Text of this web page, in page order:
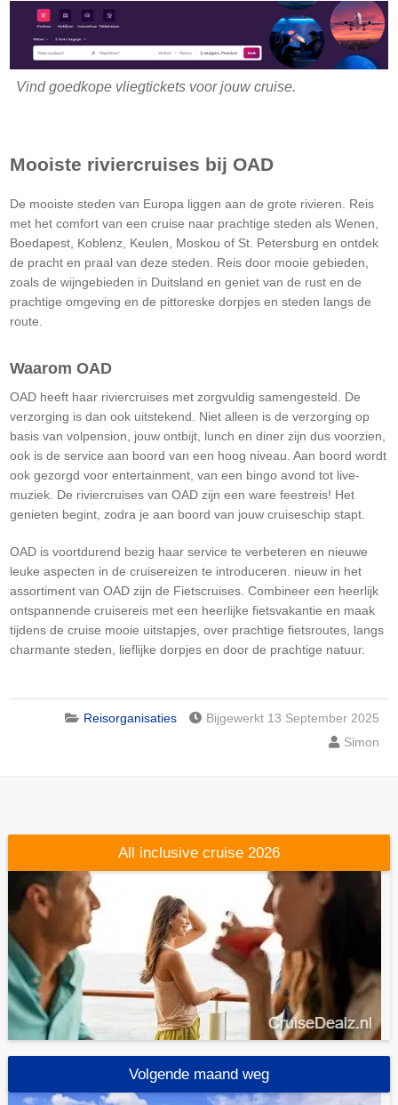
Vind goedkope vliegtickets voor jouw cruise.
Mooiste riviercruises bij OAD
De mooiste steden van Europa liggen aan de grote rivieren. Reis
met het comfort van een cruise naar prachtige steden als Wenen,
Boedapest, Koblenz, Keulen, Moskou of St. Petersburg en ontdek
de pracht en praal van deze steden. Reis door mooie gebieden,
zoals de wijngebieden in Duitsland en geniet van de rust en de
prachtige omgeving en de pittoreske dorpjes en steden langs de
route.
Waarom OAD
OAD heeft haar riviercruises met zorgvuldig samengesteld. De
verzorging is dan ook uitstekend. Niet alleen is de verzorging op
basis van volpension, jouw ontbijt, lunch en diner zijn dus voorzien,
ook is de service aan boord van een hoog niveau. Aan boord wordt
ook gezorgd voor entertainment, van een bingo avond tot live-
muziek. De riviercruises van OAD zijn een ware feestreis! Het
genieten begint, zodra je aan boord van jouw cruiseschip stapt.
OAD is voortdurend bezig haar service te verbeteren en nieuwe
leuke aspecten in de cruisereizen te introduceren. nieuw in het
assortiment van OAD zijn de Fietscruises. Combineer een heerlijk
ontspannende cruisereis met een heerlijke fietsvakantie en maak
tijdens de cruise mooie uitstapjes, over prachtige fietsroutes, langs
charmante steden, lieflijke dorpjes en door de prachtige natuur.
Reisorganisaties
Bijgewerkt 13 September 2025
Simon
All inclusive cruise 2026
Volgende maand weg